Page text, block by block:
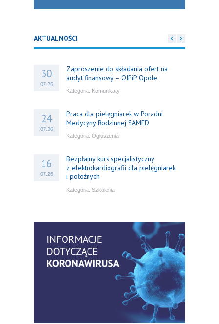
AKTUALNOŚCI
30
07.26
Zaproszenie do składania ofert na
audyt finansowy – OIPiP Opole
Kategoria: Komunikaty
24
07.26
Praca dla pielęgniarek w Poradni
Medycyny Rodzinnej SAMED
Kategoria: Ogłoszenia
16
07.26
Bezpłatny kurs specjalistyczny
z elektrokardiografii dla pielęgniarek
i położnych
Kategoria: Szkolenia
praktyki – aktualny konsensus ekspertów
w dostępie naczyniowym
Kategoria:Szkolenia
06
Zaproszenie na Ogólnopolską
Konferencję Naukową „Terminologia
w pielęgniarstwie – komunikacja,
standaryzacja, praktyka”